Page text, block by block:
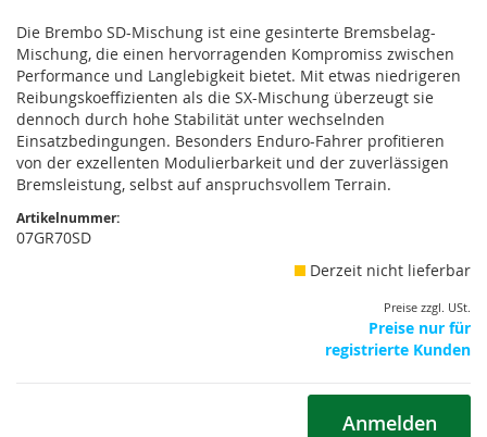
Die Brembo SD-Mischung ist eine gesinterte Bremsbelag-
Mischung, die einen hervorragenden Kompromiss zwischen
Performance und Langlebigkeit bietet. Mit etwas niedrigeren
Reibungskoeffizienten als die SX-Mischung überzeugt sie
dennoch durch hohe Stabilität unter wechselnden
Einsatzbedingungen. Besonders Enduro-Fahrer profitieren
von der exzellenten Modulierbarkeit und der zuverlässigen
Bremsleistung, selbst auf anspruchsvollem Terrain.
Artikelnummer:
07GR70SD
Derzeit nicht lieferbar
Preise zzgl. USt.
Preise nur für
registrierte Kunden
Anmelden